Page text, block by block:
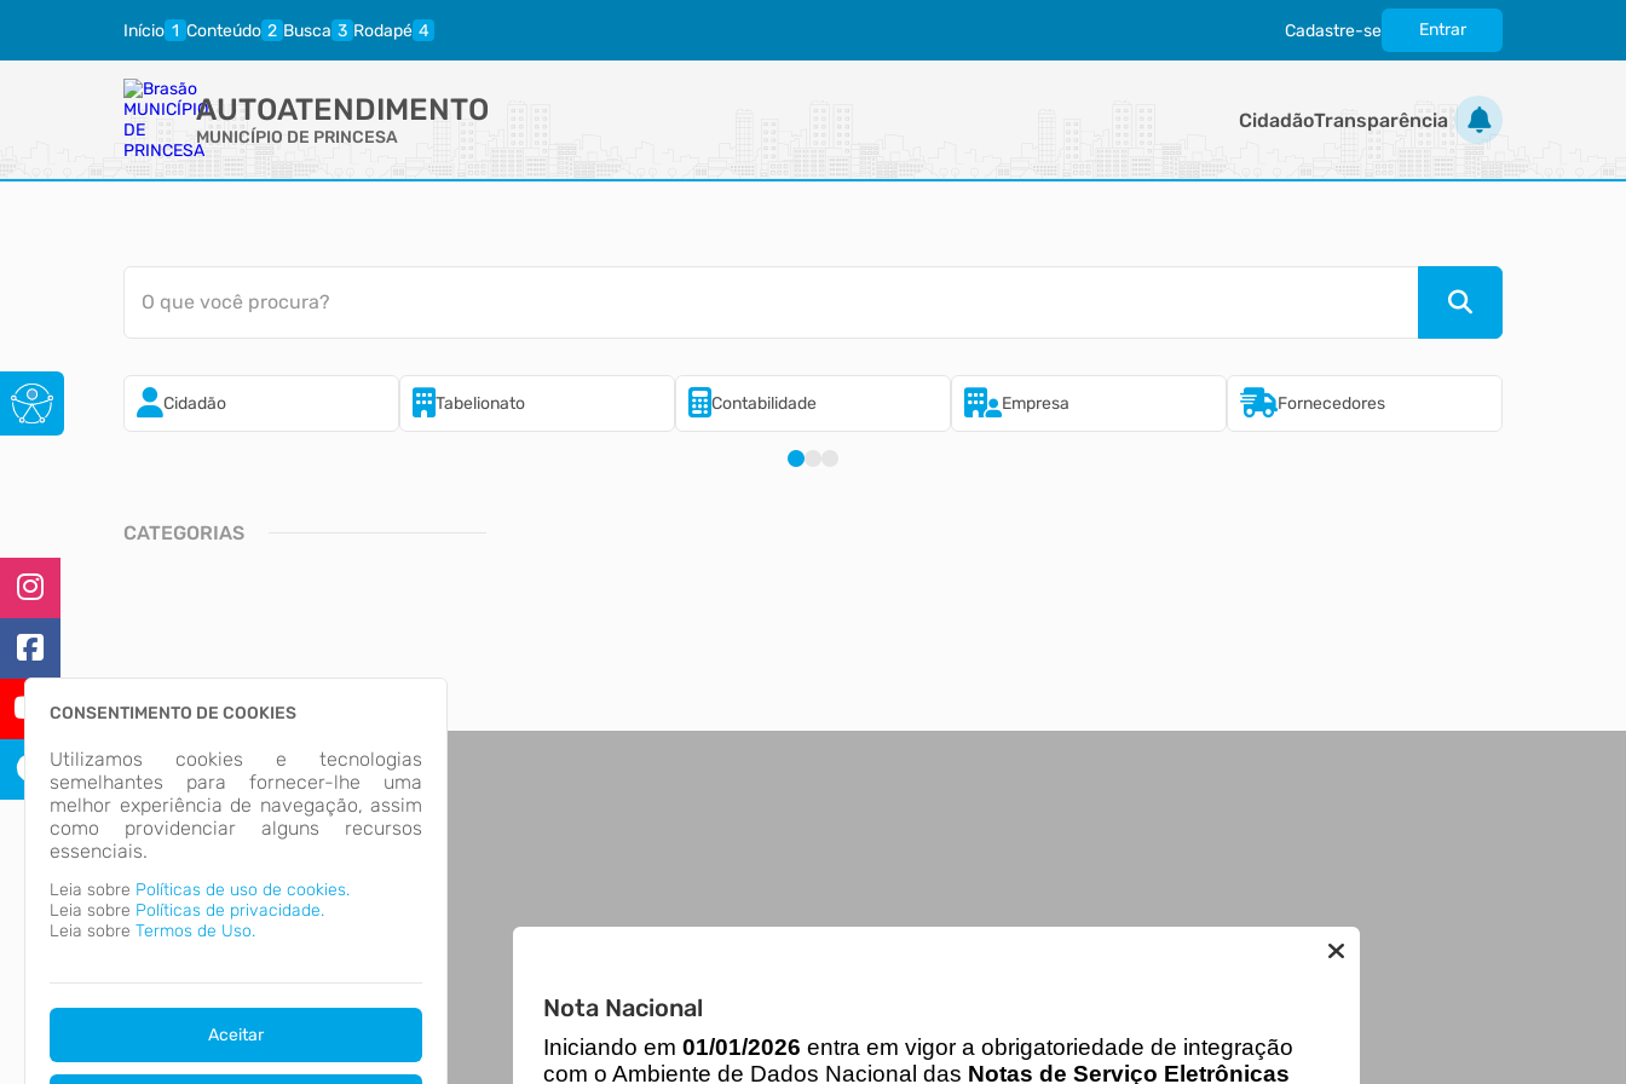
Início Conteúdo Busca Rodapé Cadastre-se Entrar
AUTOATENDIMENTO
MUNICÍPIO DE PRINCESA
CidadãoTransparência
O que você procura?
Cidadão Tabelionato Contabilidade Empresa Fornecedores
CATEGORIAS
CONSENTIMENTO DE COOKIES
Utilizamos cookies e tecnologias
semelhantes para fornecer-lhe uma
melhor experiência de navegação, assim
como providenciar alguns recursos
essenciais.
Leia sobre Políticas de uso de cookies.
Leia sobre Políticas de privacidade.
Leia sobre Termos de Uso.
Aceitar
Nota Nacional
Iniciando em 01/01/2026 entra em vigor a obrigatoriedade de integração
com o Ambiente de Dados Nacional das Notas de Serviço Eletrônicas